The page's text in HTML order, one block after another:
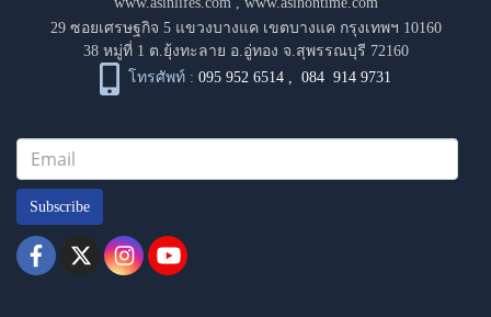
29 ซอยเศรษฐกิจ 5 แขวงบางแค เขตบางแค กรุงเทพฯ 10160
38 หมู่ที่ 1 ต.ยุ้งทะลาย อ.อู่ทอง จ.สุพรรณบุรี 72160
โทรศัพท์ : 095 952 6514 ,084 914 9731
Subscribe